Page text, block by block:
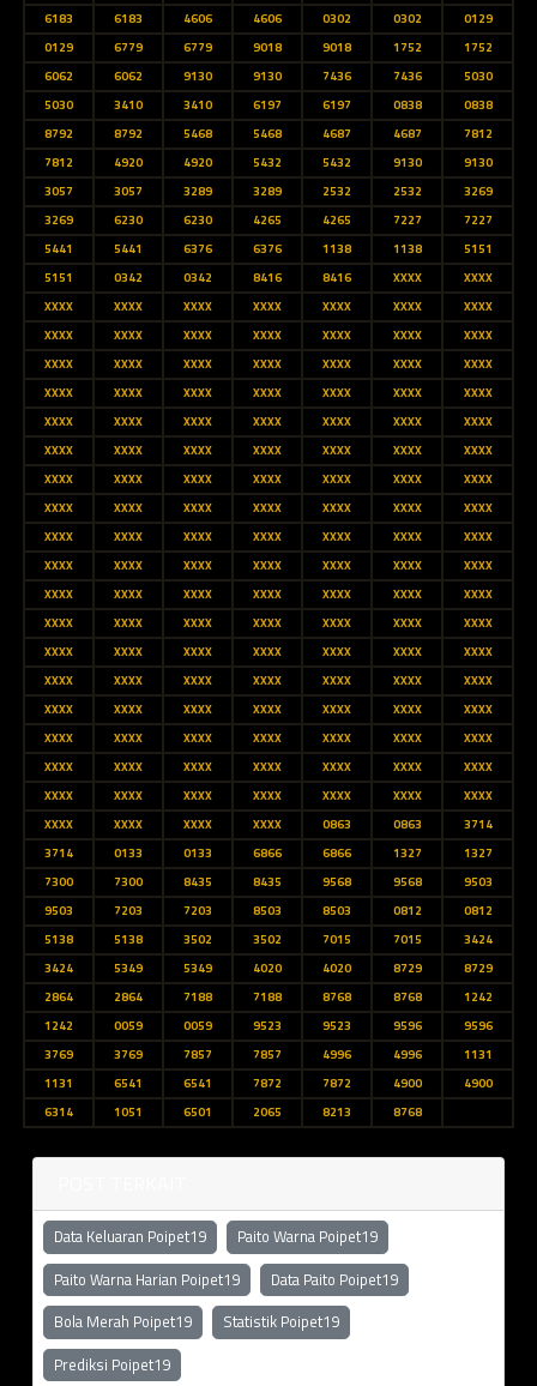
6183
6183 4606 4606 0302 0302
0129
0129
6779 6779 9018 9018 1752
1752
6062
6062 9130 9130 7436 7436
5030
5030
3410 3410 6197 6197 0838
0838
8792
8792 5468 5468 4687 4687
7812
7812
4920 4920 5432 5432 9130
9130
3057
3057 3289 3289 2532 2532
3269
3269
6230 6230 4265 4265 7227
7227
5441
5441 6376 6376 1138 1138
5151
5151
0342 0342 8416 8416 XXXX
XXXX
XXXX
XXXX XXXX XXXX XXXX XXXX
XXXX
XXXX
XXXX XXXX XXXX XXXX XXXX
XXXX
XXXX
XXXX XXXX XXXX XXXX XXXX
XXXX
XXXX
XXXX XXXX XXXX XXXX XXXX
XXXX
XXXX
XXXX XXXX XXXX XXXX XXXX
XXXX
XXXX
XXXX XXXX XXXX XXXX XXXX
XXXX
XXXX
XXXX XXXX XXXX XXXX XXXX
XXXX
XXXX
XXXX XXXX XXXX XXXX XXXX
XXXX
XXXX
XXXX XXXX XXXX XXXX XXXX
XXXX
XXXX
XXXX XXXX XXXX XXXX XXXX
XXXX
XXXX
XXXX XXXX XXXX XXXX XXXX
XXXX
XXXX
XXXX XXXX XXXX XXXX XXXX
XXXX
XXXX
XXXX XXXX XXXX XXXX XXXX
XXXX
XXXX
XXXX XXXX XXXX XXXX XXXX
XXXX
XXXX
XXXX XXXX XXXX XXXX XXXX
XXXX
XXXX
XXXX XXXX XXXX XXXX XXXX
XXXX
XXXX
XXXX XXXX XXXX XXXX XXXX
XXXX
XXXX
XXXX XXXX XXXX XXXX XXXX
XXXX
XXXX
XXXX XXXX XXXX 0863 0863
3714
3714
0133 0133 6866 6866 1327
1327
7300
7300 8435 8435 9568 9568
9503
9503
7203 7203 8503 8503 0812
0812
5138
5138 3502 3502 7015 7015
3424
3424
5349 5349 4020 4020 8729
8729
2864
2864 7188 7188 8768 8768
1242
1242
0059 0059 9523 9523 9596
9596
3769
3769 7857 7857 4996 4996
1131
1131
6541 6541 7872 7872 4900
4900
6314
1051 6501 2065 8213 8768
Data Keluaran Poipet19
Paito Warna Poipet19
Paito Warna Harian Poipet19
Data Paito Poipet19
Bola Merah Poipet19
Statistik Poipet19
Prediksi Poipet19